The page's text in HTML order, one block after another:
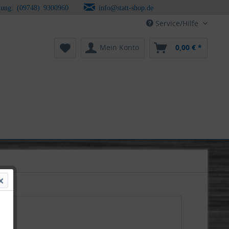
(09748) 9300960 info@statt-shop.de
Service/Hilfe
Mein Konto 0,00 € *